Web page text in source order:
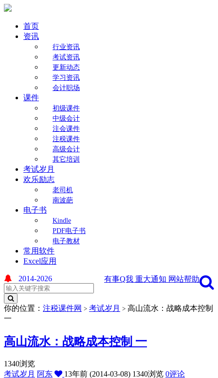
首页
资讯
行业资讯
考试资讯
更新动态
学习资讯
会计职场
课件
初级课件
中级会计
注会课件
注税课件
高级会计
其它培训
考试岁月
欢乐励志
老司机
南波葩
电子书
Kindle
PDF电子书
电子教材
常用软件
Excel应用
有事Q我 重大通知 网站帮助
2014-2026
你的位置： 注税课件网 > 考试岁月 > 高山流水：战略成本控制
一
高山流水：战略成本控制 一
1340浏览
考试岁月 阿东 13年前 (2014-03-08) 1340浏览 0评论